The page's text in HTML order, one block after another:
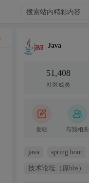
Java
51,408
社区成员
发帖 与我相关
java spring boot
技术论坛（原bbs）